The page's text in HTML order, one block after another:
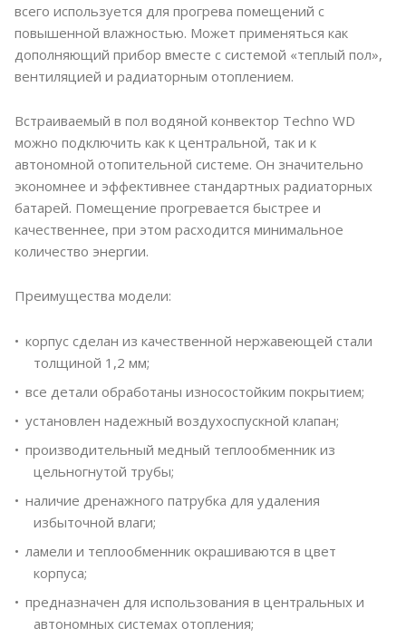
всего используется для прогрева помещений с
повышенной влажностью. Может применяться как
дополняющий прибор вместе с системой «теплый пол»,
вентиляцией и радиаторным отоплением.
Встраиваемый в пол водяной конвектор Techno WD
можно подключить как к центральной, так и к
автономной отопительной системе. Он значительно
экономнее и эффективнее стандартных радиаторных
батарей. Помещение прогревается быстрее и
качественнее, при этом расходится минимальное
количество энергии.
Преимущества модели:
корпус сделан из качественной нержавеющей стали
толщиной 1,2 мм;
все детали обработаны износостойким покрытием;
установлен надежный воздухоспускной клапан;
производительный медный теплообменник из
цельногнутой трубы;
наличие дренажного патрубка для удаления
избыточной влаги;
ламели и теплообменник окрашиваются в цвет
корпуса;
предназначен для использования в центральных и
автономных системах отопления;